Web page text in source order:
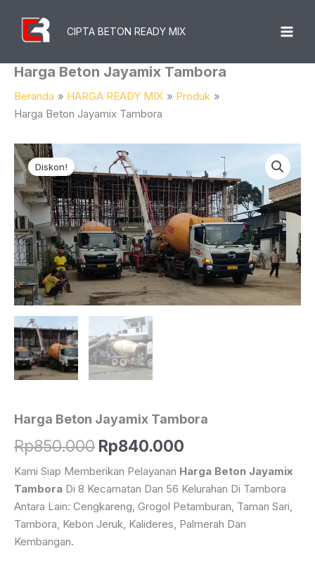
Konten
CIPTA BETON READY MIX
Harga Beton Jayamix Tambora
Beranda HARGA READY MIX
Produk
Harga Beton Jayamix Tambora
Diskon!
Harga Beton Jayamix Tambora
Rp850.000 Harga
Aslinya
Adalah:
Rp850.000.
Rp840.000
Saat
Ini
Adalah:
Kami Siap Memberikan Pelayanan Harga Beton Jayamix
Tambora Di 8 Kecamatan Dan 56 Kelurahan Di Tambora
Antara Lain: Cengkareng, Grogol Petamburan, Taman Sari,
Tambora, Kebon Jeruk, Kalideres, Palmerah Dan
Kembangan.